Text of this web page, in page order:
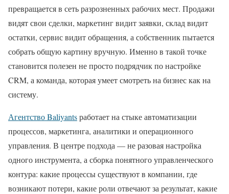
превращается в сеть разрозненных рабочих мест. Продажи
видят свои сделки, маркетинг видит заявки, склад видит
остатки, сервис видит обращения, а собственник пытается
собрать общую картину вручную. Именно в такой точке
становится полезен не просто подрядчик по настройке
CRM, а команда, которая умеет смотреть на бизнес как на
систему.
Агентство Baliyantsработает на стыке автоматизации
процессов, маркетинга, аналитики и операционного
управления. В центре подхода — не разовая настройка
одного инструмента, а сборка понятного управленческого
контура: какие процессы существуют в компании, где
возникают потери, какие роли отвечают за результат, какие